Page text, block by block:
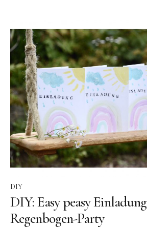
DIY
DIY: Easy peasy
Regenbogen-Party